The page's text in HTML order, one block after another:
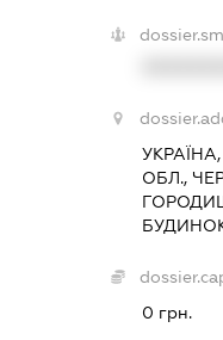
ОБЛ.,
БУДИНОК
0 грн.